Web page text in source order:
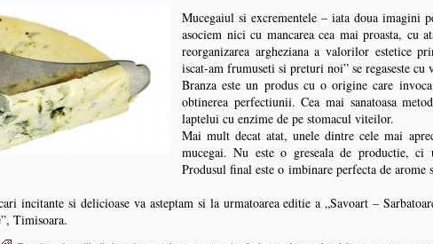
Mucegaiul si excrementele – iata doua imagini
asociem nici cu mancarea cea mai proasta, cu
reorganizarea argheziana a valorilor estetice
iscat-am frumuseti si preturi noi” se regaseste
Branza este un produs cu o origine care
obtinerea perfectiunii. Cea mai sanatoasa
laptelui cu enzime de pe stomacul viteilor.
Mai mult decat atat, unele dintre cele mai
mucegai. Nu este o greseala de productie,
Produsul final este o imbinare perfecta de
incitante si delicioase va asteptam si la urmatoarea editie a „Savoart –
Timisoara.